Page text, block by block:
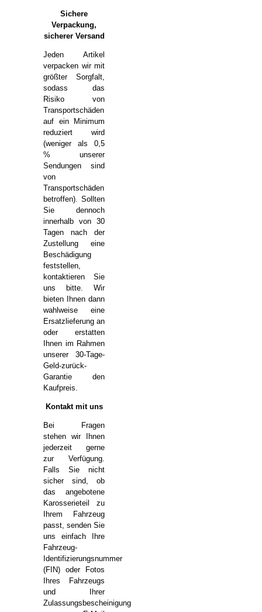
Sichere
Verpackung,
sicherer Versand
Jeden Artikel
verpacken wir mit
größter Sorgfalt,
sodass das
Risiko von
Transportschäden
auf ein Minimum
reduziert wird
(weniger als 0,5
% unserer
Sendungen sind
von
Transportschäden
betroffen). Sollten
Sie dennoch
innerhalb von 30
Tagen nach der
Zustellung eine
Beschädigung
feststellen,
kontaktieren Sie
uns bitte. Wir
bieten Ihnen dann
wahlweise eine
Ersatzlieferung an
oder erstatten
Ihnen im Rahmen
unserer 30-Tage-
Geld-zurück-
Garantie den
Kaufpreis.
Kontakt mit uns
Bei Fragen
stehen wir Ihnen
jederzeit gerne
zur Verfügung.
Falls Sie nicht
sicher sind, ob
das angebotene
Karosserieteil zu
Ihrem Fahrzeug
passt, senden Sie
uns einfach Ihre
Fahrzeug-
Identifizierungsnummer
(FIN) oder Fotos
Ihres Fahrzeugs
und Ihrer
Zulassungsbescheinigung